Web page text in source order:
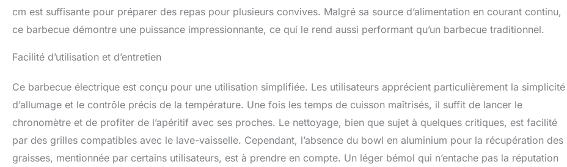
cm est suffisante pour préparer des repas pour plusieurs convives. Malgré sa source d’alimentation en courant continu,
ce barbecue démontre une puissance impressionnante, ce qui le rend aussi performant qu’un barbecue traditionnel.
Facilité d’utilisation et d’entretien
Ce barbecue électrique est conçu pour une utilisation simplifiée. Les utilisateurs apprécient particulièrement la simplicité
d’allumage et le contrôle précis de la température. Une fois les temps de cuisson maîtrisés, il suffit de lancer le
chronomètre et de profiter de l’apéritif avec ses proches. Le nettoyage, bien que sujet à quelques critiques, est facilité
par des grilles compatibles avec le lave-vaisselle. Cependant, l’absence du bowl en aluminium pour la récupération des
graisses, mentionnée par certains utilisateurs, est à prendre en compte. Un léger bémol qui n’entache pas la réputation